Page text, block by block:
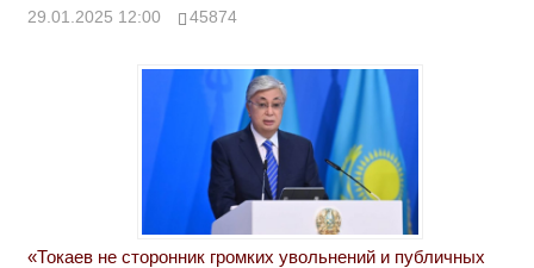
29.01.2025 12:00 45874
«Токаев не сторонник громких увольнений и публичных